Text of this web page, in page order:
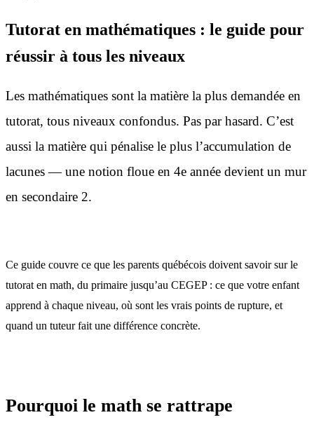
Tutorat en mathématiques : le guide pour
réussir à tous les niveaux
Les mathématiques sont la matière la plus demandée en
tutorat, tous niveaux confondus. Pas par hasard. C’est
aussi la matière qui pénalise le plus l’accumulation de
lacunes — une notion floue en 4e année devient un mur
en secondaire 2.
Ce guide couvre ce que les parents québécois doivent savoir sur le
tutorat en math, du primaire jusqu’au CEGEP : ce que votre enfant
apprend à chaque niveau, où sont les vrais points de rupture, et
quand un tuteur fait une différence concrète.
Pourquoi le math se rattrape